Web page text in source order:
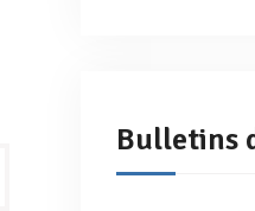
Bulletins